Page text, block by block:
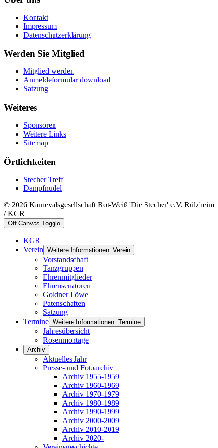
Kontakt
Impressum
Datenschutzerklärung
Werden Sie Mitglied
Mitglied werden
Anmeldeformular download
Satzung
Weiteres
Sponsoren
Weitere Links
Sitemap
Örtlichkeiten
Stecher Treff
Dampfnudel
© 2026 Karnevalsgesellschaft Rot-Weiß 'Die Stecher' e.V. Rülzheim
/ KGR
Off-Canvas Toggle
KGR
Verein Weitere Informationen: Verein
Vorstandschaft
Tanzgruppen
Ehrenmitglieder
Ehrensenatoren
Goldner Löwe
Patenschaften
Satzung
Termine Weitere Informationen: Termine
Jahresübersicht
Rosenmontage
Archiv
Aktuelles Jahr
Presse- und Fotoarchiv
Archiv 1955-1959
Archiv 1960-1969
Archiv 1970-1979
Archiv 1980-1989
Archiv 1990-1999
Archiv 2000-2009
Archiv 2010-2019
Archiv 2020-